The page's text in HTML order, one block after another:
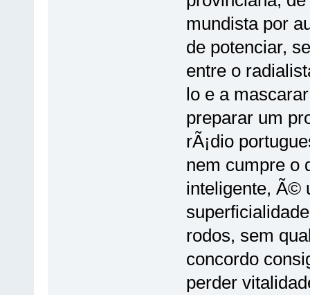
mundista por
de potenciar,
entre o
lo e a
preparar um
rÃ¡dio
nem cumpre o
inteligente, Ã©
rodos, sem
concordo
perder